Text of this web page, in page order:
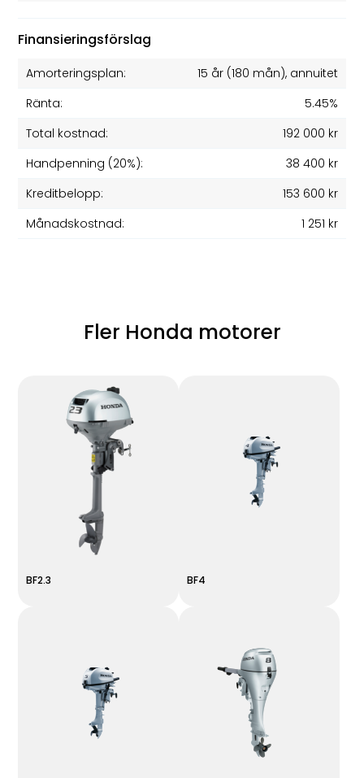
Finansieringsförslag
Amorteringsplan: 15 år(180 mån), annuitet
Ränta:
5.45%
Total kostnad:
192 000 kr
Handpenning (20%):
38 400 kr
Kreditbelopp:
153 600 kr
Månadskostnad:
1 251 kr
Fler Honda motorer
BF2.3 BF4